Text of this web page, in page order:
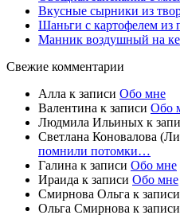
Вкусные сырники из
Шаньги с картофелем из
Манник воздушный на
Свежие комментарии
Алла к записи Обо мне
Валентина к записи Обо
Людмила Ильиных к
Светлана Коновалова
помнили потомки…
Галина к записи Обо мне
Ираида к записи Обо мне
Смирнова Ольга к записи
Ольга Смирнова к записи